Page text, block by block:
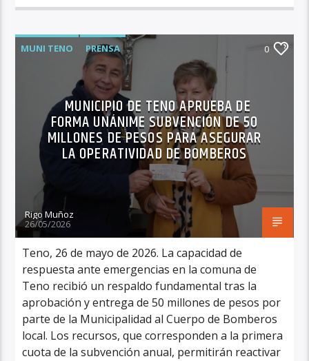
MUNI TENO PRENSA 0
MUNICIPIO DE TENO APRUEBA DE
FORMA UNÁNIME SUBVENCIÓN DE 50
MILLONES DE PESOS PARA ASEGURAR
LA OPERATIVIDAD DE BOMBEROS
Rigo Muñoz
26/05/2026
Teno, 26 de mayo de 2026. La capacidad de
respuesta ante emergencias en la comuna de
Teno recibió un respaldo fundamental tras la
aprobación y entrega de 50 millones de pesos por
parte de la Municipalidad al Cuerpo de Bomberos
local. Los recursos, que corresponden a la primera
cuota de la subvención anual, permitirán reactivar